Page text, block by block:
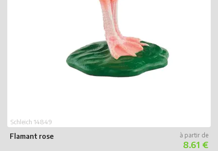
Flamant rose
Schleich 14849
8.61 €